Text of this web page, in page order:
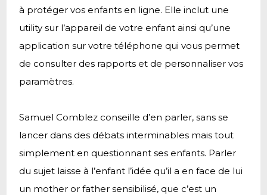
à protéger vos enfants en ligne. Elle inclut une
utility sur l’appareil de votre enfant ainsi qu’une
application sur votre téléphone qui vous permet
de consulter des rapports et de personnaliser vos
paramètres.
Samuel Comblez conseille d’en parler, sans se
lancer dans des débats interminables mais tout
simplement en questionnant ses enfants. Parler
du sujet laisse à l’enfant l’idée qu’il a en face de lui
un mother or father sensibilisé, que c’est un